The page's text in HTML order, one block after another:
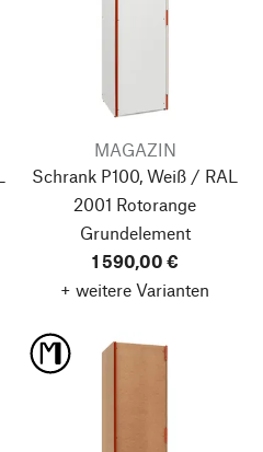
MAGAZIN
Schrank P100, Weiß / RAL
2001 Rotorange
Grundelement
1 590,00 €
+ weitere Varianten